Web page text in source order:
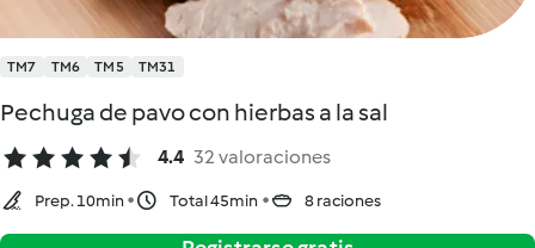
TM7 TM6 TM5 TM31
Pechuga de pavo con hierbas a la sal
4.4 32 valoraciones
Prep. 10min Total 45min 8 raciones